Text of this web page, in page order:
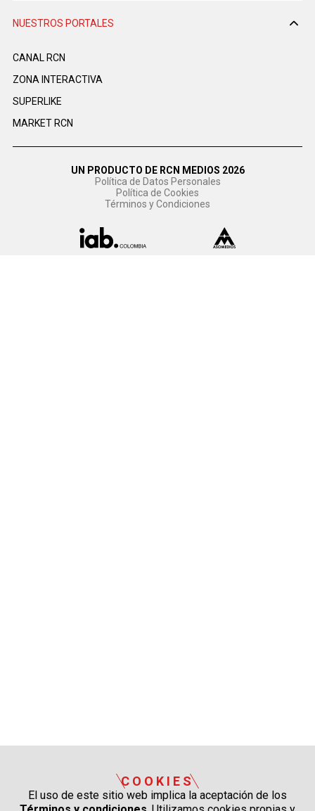
NUESTROS PORTALES
CANAL RCN
ZONA INTERACTIVA
SUPERLIKE
MARKET RCN
UN PRODUCTO DE RCN MEDIOS 2026
Política de Datos Personales
Política de Cookies
Términos y Condiciones
COOKIES
El uso de este sitio web implica la aceptación de los